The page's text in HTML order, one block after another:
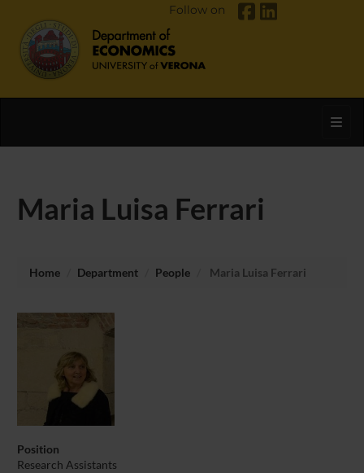
Follow on
Maria Luisa Ferrari
Home Department People Maria Luisa Ferrari
Position
Research Assistants